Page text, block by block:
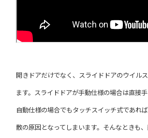
開きドアだけでなく、スライドドアのウイル
ます。スライドドアが手動仕様の場合は直接手
自動仕様の場合でもタッチスイッチ式であれ
散の原因となってしまいます。そんなときも